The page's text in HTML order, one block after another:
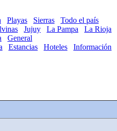
Playas Sierras
Todo el país
Jujuy La Pampa La Rioja
General
Estancias Hoteles Información